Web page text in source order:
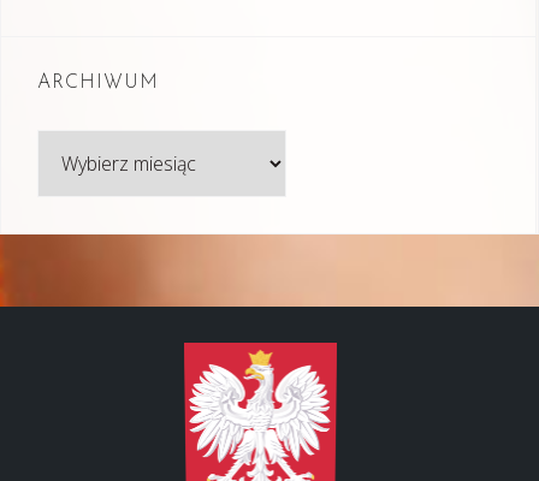
ARCHIWUM